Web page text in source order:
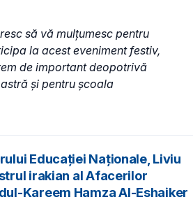
să vă mulțumesc pentru
la acest eveniment festiv,
de important deopotrivă
și pentru școala
Educației Naționale, Liviu
irakian al Afacerilor
Kareem Hamza Al-Eshaiker